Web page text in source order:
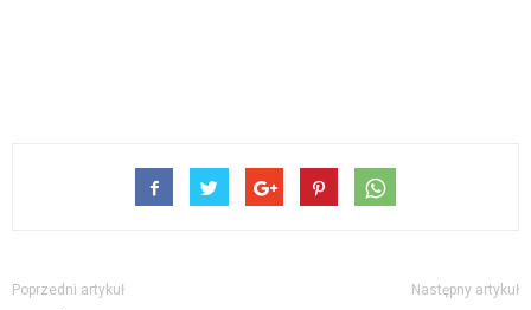
Poprzedni artykuł Następny artykuł